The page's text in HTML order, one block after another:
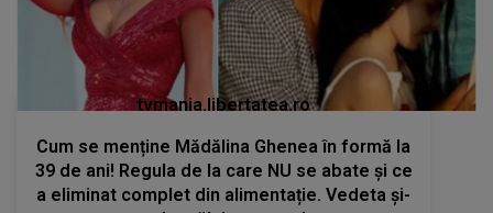
tvmania.libertatea.ro
Cum se menține Mădălina Ghenea în formă la
39 de ani! Regula de la care NU se abate și ce
a eliminat complet din alimentație. Vedeta și-